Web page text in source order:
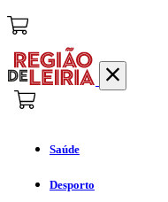
Saúde
Desporto